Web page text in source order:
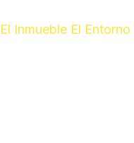
El Inmueble El Entorno